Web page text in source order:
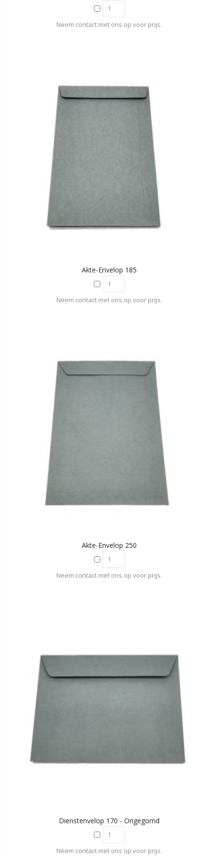
Neem contact met ons op voor prijs.
Akte-Envelop 185
Neem contact met ons op voor prijs.
Akte-Envelop 250
Neem contact met ons op voor prijs.
Dienstenvelop 170 - Ongegomd
Neem contact met ons op voor prijs.